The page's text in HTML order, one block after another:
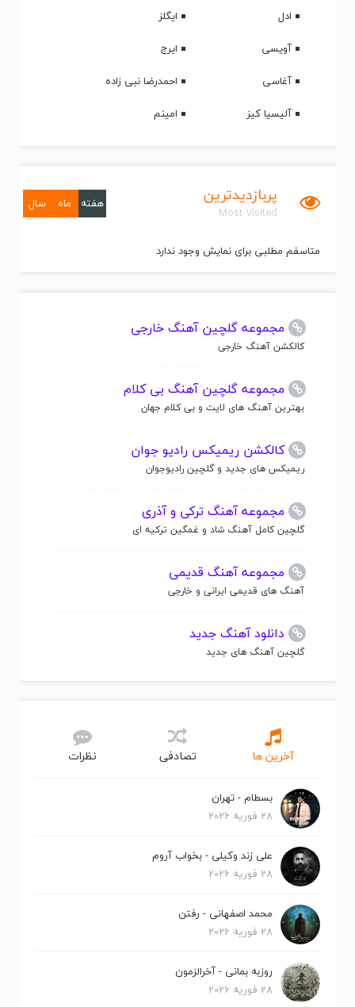
ادل
ایگلز
آویسی
ایرج
آغاسی
احمدرضا نبی زاده
آلیسیا کیز
امینم
پربازدیدترین
Most Visited
هفته ماه سال
متاسفم مطلبی برای نمایش وجود ندارد
مجموعه گلچین آهنگ خارجی
کالکشن آهنگ خارجی
مجموعه گلچین آهنگ بی کلام
بهترین آهنگ های لایت و بی کلام جهان
کالکشن ریمیکس رادیو جوان
ریمیکس های جدید و گلچین رادیوجوان
مجموعه آهنگ ترکی و آذری
گلچین کامل آهنگ شاد و غمگین ترکیه ای
مجموعه آهنگ قدیمی
آهنگ های قدیمی ایرانی و خارجی
دانلود آهنگ جدید
گلچین آهنگ های جدید
آخرین ها تصادفی نظرات
بسطام - تهران
28 فوریه 2026
علی زند وکیلی - بخواب آروم
28 فوریه 2026
محمد اصفهانی - رفتن
28 فوریه 2026
روزبه بمانی - آخرالزمون
28 فوریه 2026